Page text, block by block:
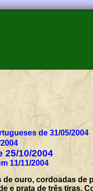
de 31/05/2004
25/10/2004
11/11/2004
ouro, cordoadas de
e prata de três tiras.